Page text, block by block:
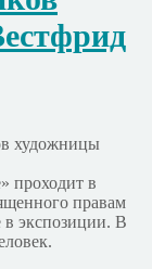
художницы
проходит в
правам
в экспозиции. В